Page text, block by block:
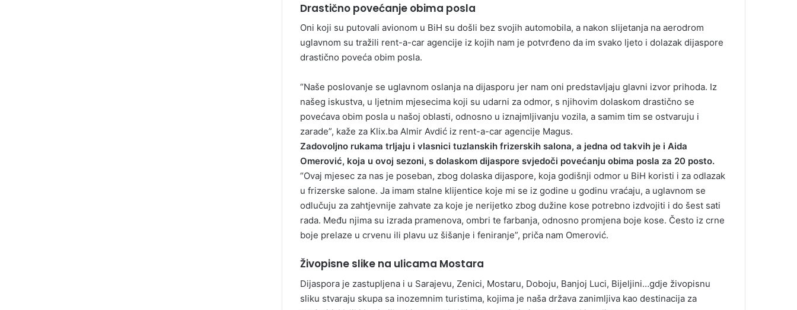
Drastično povećanje obima posla
Oni koji su putovali avionom u BiH su došli bez svojih automobila, a nakon slijetanja na aerodrom
uglavnom su tražili rent-a-car agencije iz kojih nam je potvrđeno da im svako ljeto i dolazak dijaspore
drastično poveća obim posla.
“Naše poslovanje se uglavnom oslanja na dijasporu jer nam oni predstavljaju glavni izvor prihoda. Iz
našeg iskustva, u ljetnim mjesecima koji su udarni za odmor, s njihovim dolaskom drastično se
povećava obim posla u našoj oblasti, odnosno u iznajmljivanju vozila, a samim tim se ostvaruju i
zarade”, kaže za Klix.ba Almir Avdić iz rent-a-car agencije Magus.
Zadovoljno rukama trljaju i vlasnici tuzlanskih frizerskih salona, a jedna od takvih je i Aida
Omerović, koja u ovoj sezoni, s dolaskom dijaspore svjedoči povećanju obima posla za 20 posto.
“Ovaj mjesec za nas je poseban, zbog dolaska dijaspore, koja godišnji odmor u BiH koristi i za odlazak
u frizerske salone. Ja imam stalne klijentice koje mi se iz godine u godinu vraćaju, a uglavnom se
odlučuju za zahtjevnije zahvate za koje je nerijetko zbog dužine kose potrebno izdvojiti i do šest sati
rada. Među njima su izrada pramenova, ombri te farbanja, odnosno promjena boje kose. Često iz crne
boje prelaze u crvenu ili plavu uz šišanje i feniranje”, priča nam Omerović.
Živopisne slike na ulicama Mostara
Dijaspora je zastupljena i u Sarajevu, Zenici, Mostaru, Doboju, Banjoj Luci, Bijeljini…gdje živopisnu
sliku stvaraju skupa sa inozemnim turistima, kojima je naša država zanimljiva kao destinacija za